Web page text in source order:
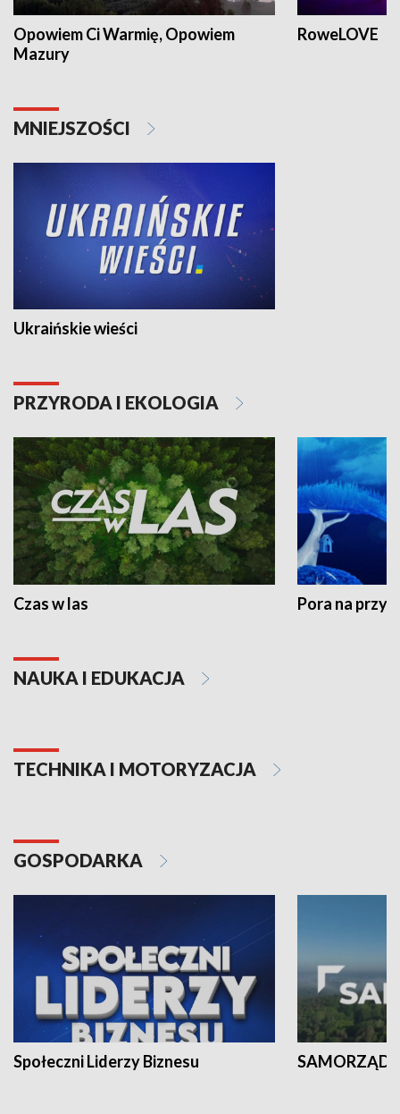
Opowiem Ci Warmię, Opowiem
Mazury
RoweLOVE
MNIEJSZOŚCI
Ukraińskie wieści
PRZYRODA I EKOLOGIA
Czas w las Pora na
NAUKA I EDUKACJA
TECHNIKA I MOTORYZACJA
GOSPODARKA
Społeczni Liderzy Biznesu SAMORZĄD